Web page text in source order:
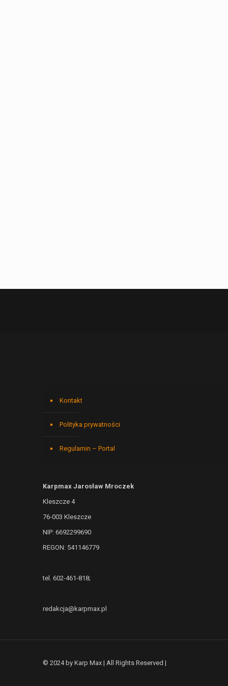
Kontakt
Polityka prywatności
Regulamin – Portal
Karpmax Jarosław Mroczek
Kleszcze 4
76-003 Kleszcze
NIP: 6692299690
REGON: 541146779
tel. 602-461-818;
redakcja@karpmax.pl
© 2024 by Karp Max | All Rights Reserved |